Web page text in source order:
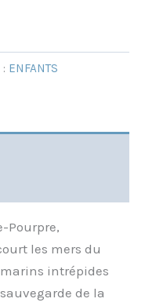
ENFANTS
Pourpre,
les mers du
intrépides
de la